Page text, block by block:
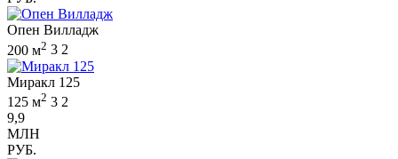
Опен Вилладж
200 м2 3 2
Миракл 125
125 м2 3 2
9,9
МЛН
РУБ.